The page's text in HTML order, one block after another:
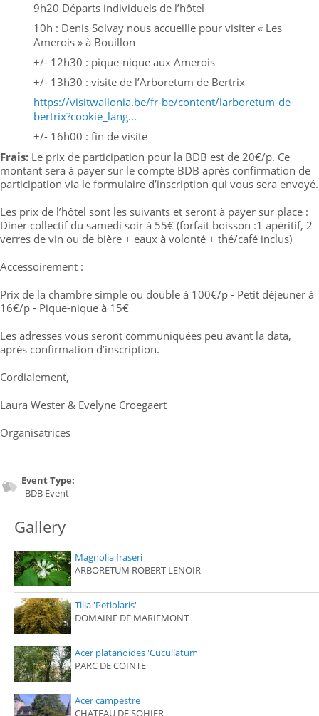
9h20 Départs individuels de l’hôtel
10h : Denis Solvay nous accueille pour visiter « Les
Amerois » à Bouillon
+/- 12h30 : pique-nique aux Amerois
+/- 13h30 : visite de l’Arboretum de Bertrix
https://visitwallonia.be/fr-be/content/larboretum-de-
bertrix?cookie_lang...
+/- 16h00 : fin de visite
Frais: Le prix de participation pour la BDB est de 20€/p. Ce
montant sera à payer sur le compte BDB après confirmation de
participation via le formulaire d’inscription qui vous sera envoyé.
Les prix de l’hôtel sont les suivants et seront à payer sur place :
Diner collectif du samedi soir à 55€ (forfait boisson :1 apéritif, 2
verres de vin ou de bière + eaux à volonté + thé/café inclus)
Accessoirement :
Prix de la chambre simple ou double à 100€/p - Petit déjeuner à
16€/p - Pique-nique à 15€
Les adresses vous seront communiquées peu avant la data,
après confirmation d’inscription.
Cordialement,
Laura Wester & Evelyne Croegaert
Organisatrices
Event Type:
BDB Event
Gallery
Magnolia fraseri
ARBORETUM ROBERT LENOIR
Tilia 'Petiolaris'
DOMAINE DE MARIEMONT
Acer platanoides 'Cucullatum'
PARC DE COINTE
Acer campestre
CHATEAU DE SOHIER